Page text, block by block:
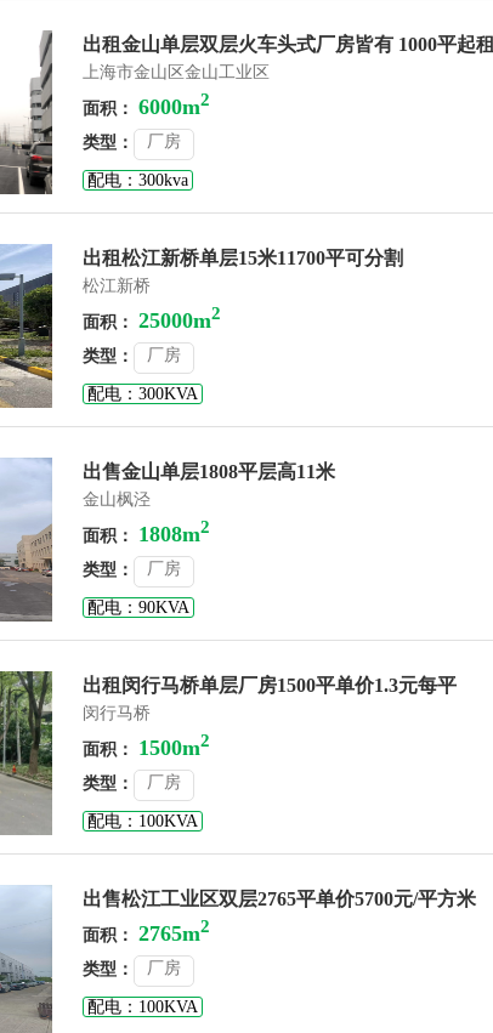
出租金山单层双层火车头式厂房皆有 1000平起租
上海市金山区金山工业区
面积： 6000m2
类型： 厂房
配电：300kva
出租松江新桥单层15米11700平可分割
松江新桥
面积： 25000m2
类型： 厂房
配电：300KVA
出售金山单层1808平层高11米
金山枫泾
面积： 1808m2
类型： 厂房
配电：90KVA
出租闵行马桥单层厂房1500平单价1.3元每平
闵行马桥
面积： 1500m2
类型： 厂房
配电：100KVA
出售松江工业区双层2765平单价5700元/平方米
面积： 2765m2
类型： 厂房
配电：100KVA